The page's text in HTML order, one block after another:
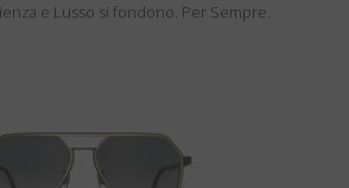
e Lusso si fondono. Per Sempre.